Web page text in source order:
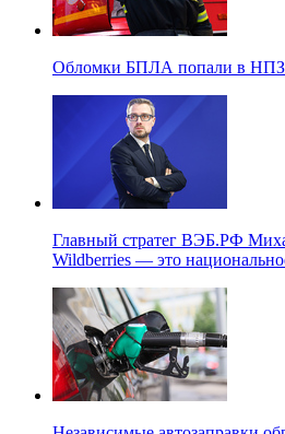
Обломки БПЛА попали в НПЗ
Главный стратег ВЭБ.РФ
Wildberries — это